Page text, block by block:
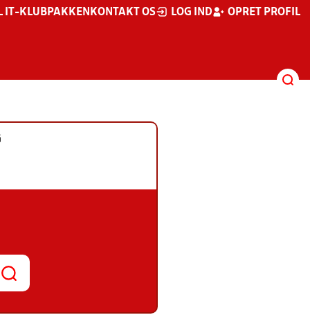
IT-KLUBPAKKEN KONTAKT OS LOG IND OPRET PROFIL